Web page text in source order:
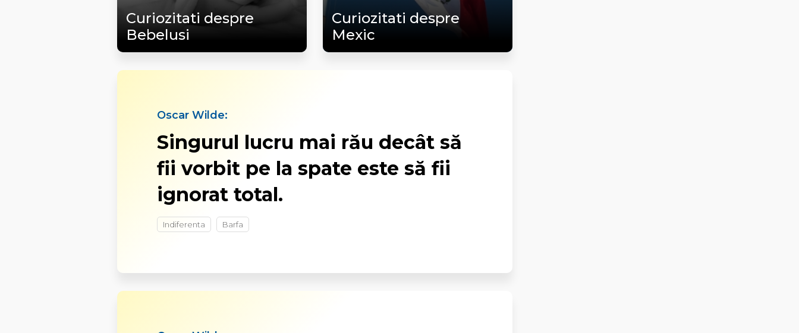
Curiozitati despre
Bebelusi
Curiozitati despre
Mexic
Oscar Wilde:
Singurul lucru mai rău decât să
fii vorbit pe la spate este să fii
ignorat total.
Indiferenta Barfa